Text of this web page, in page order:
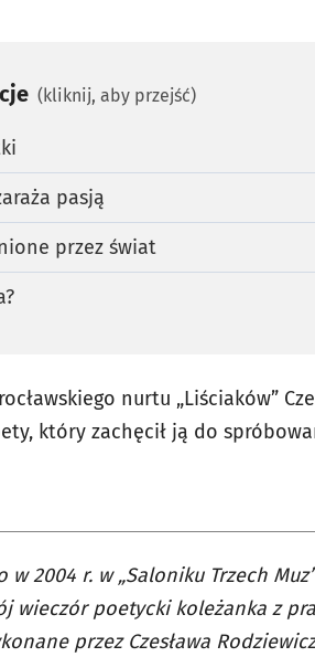
(kliknij, aby przejść)
pasją
przez świat
nurtu „Liściaków”
który zachęcił ją do
w 2004 r. w „Saloniku Trzech
wieczór poetycki koleżanka z
przez Czesława